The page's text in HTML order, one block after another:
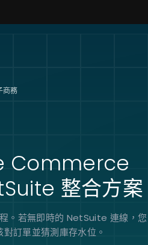
商務
Commerce
整合方案
。若無即時的 NetSuite 連線，您
訂單並猜測庫存水位。